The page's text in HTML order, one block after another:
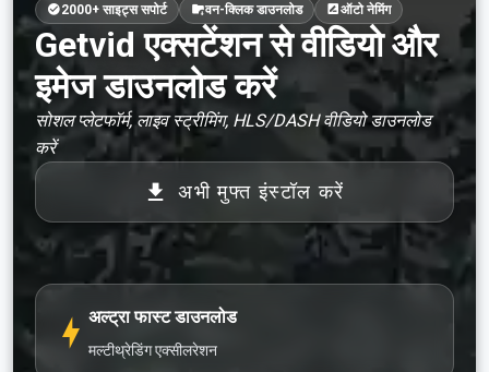
2000+ साइट्स सपोर्ट वन-क्लिक डाउनलोड ऑटो नेमिंग
Getvid एक्सटेंशन से वीडियो और
इमेज डाउनलोड करें
सोशल प्लेटफॉर्म, लाइव स्ट्रीमिंग, HLS/DASH वीडियो डाउनलोड
करें
अभी मुफ्त इंस्टॉल करें
अल्ट्रा फास्ट डाउनलोड
मल्टीथ्रेडिंग एक्सीलरेशन